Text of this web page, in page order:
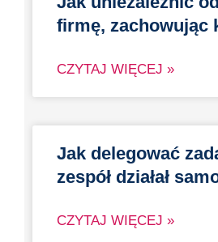
firmę, zachowując
CZYTAJ WIĘCEJ »
Jak delegować
zespół działał
CZYTAJ WIĘCEJ »